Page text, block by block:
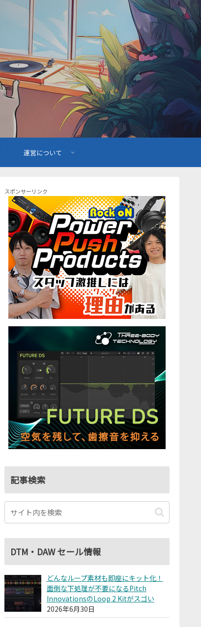
運営について
スポンサーリンク
記事検索
DTM・DAW セール情報
どんなループ素材も即座にキット化！
面倒な下処理が不要になるPitch
InnovationsのLoop 2 Kitがスゴい
2026年6月30日